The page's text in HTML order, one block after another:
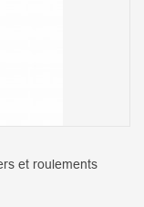
et roulements